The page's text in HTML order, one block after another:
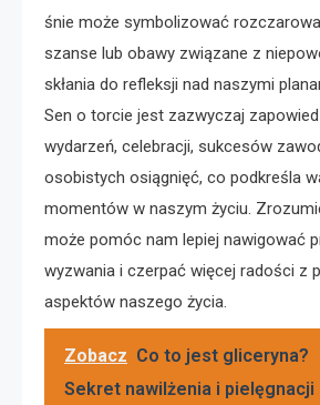
śnie może symbolizować
szanse lub obawy związane z
skłania do refleksji nad naszymi
Sen o torcie jest zazwyczaj
wydarzeń, celebracji, sukcesów
osobistych osiągnięć, co podkreśla
momentów w naszym życiu.
może pomóc nam lepiej nawigować
wyzwania i czerpać więcej radości z
aspektów naszego życia.
Zobacz Co to jest gliceryna?
Sekret nawilżenia i pielęgnacji